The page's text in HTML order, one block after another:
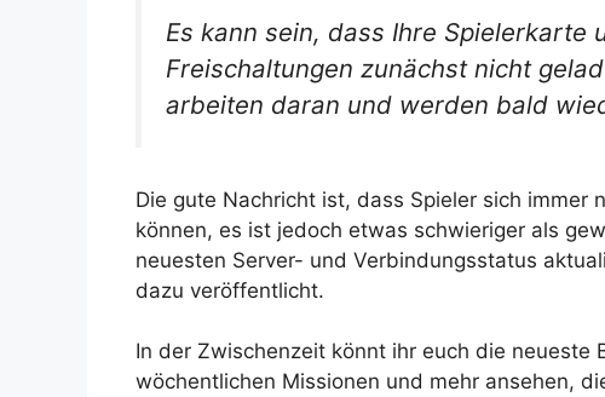
Es kann sein, dass Ihre Spielerkarte
Freischaltungen zunächst nicht
arbeiten daran und werden bald
Die gute Nachricht ist, dass Spieler sich immer
können, es ist jedoch etwas schwieriger als
neuesten Server- und Verbindungsstatus
dazu veröffentlicht.
In der Zwischenzeit könnt ihr euch die neueste
wöchentlichen Missionen und mehr ansehen,